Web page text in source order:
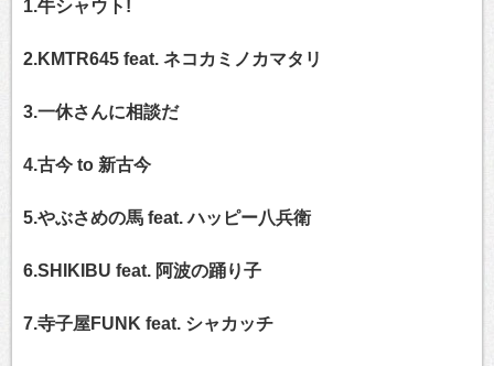
1.牛シャウト!
2.KMTR645 feat. ネコカミノカマタリ
3.一休さんに相談だ
4.古今 to 新古今
5.やぶさめの馬 feat. ハッピー八兵衛
6.SHIKIBU feat. 阿波の踊り子
7.寺子屋FUNK feat. シャカッチ